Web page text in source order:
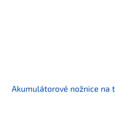
Akumulátorové nožnice na